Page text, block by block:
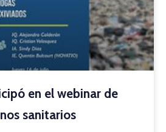
en el webinar de
sanitarios